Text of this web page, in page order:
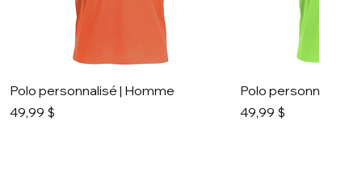
Polo personnalisé | Homme
Prix
49,99 $
Polo personnalisé |
Prix
49,99 $